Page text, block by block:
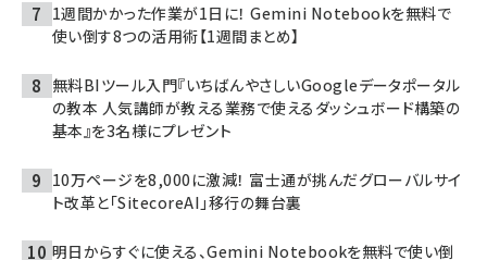
1週間かかった作業が1日に！ Gemini Notebookを無料で
使い倒す8つの活用術【1週間まとめ】
無料BIツール入門『いちばんやさしいGoogleデータポータル
の教本 人気講師が教える業務で使えるダッシュボード構築の
基本』を3名様にプレゼント
10万ページを8,000に激減！ 富士通が挑んだグローバルサイ
ト改革と「SitecoreAI」移行の舞台裏
明日からすぐに使える、Gemini Notebookを無料で使い倒